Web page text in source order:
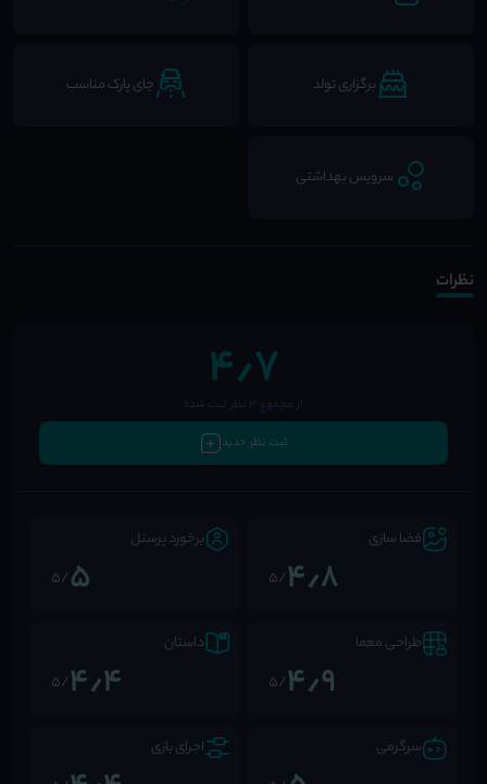
برگزاری تولد جای پارک مناسب
سرویس بهداشتی
نظرات
4٫7از مجموع 3 نظر ثبت شده
ثبت نظر جدید
فضا سازی
4٫8/5
برخورد پرسنل
5
/5
طراحی معما
4٫9/5
داستان
4٫4/5
سرگرمی اجرای بازی